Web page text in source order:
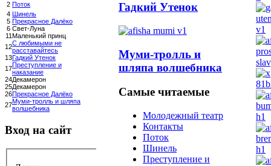
2 Поток
4 Шинель
5 Прекрасное Далёко
6 Свет-Луна
11Маленький принц
12С любимыми не
расставайтесь
13Гадкий Утенок
17Преступление и
наказание
24Декамерон
25Декамерон
26Прекрасное Далёко
27Муми-тролль и шляпа
волшебника
Вход на сайт
Гадкий Утенок
Муми-тролль и
шляпа волшебника
Самые читаемые
Молодежный театр
Контакты
Поток
Шинель
Преступление и